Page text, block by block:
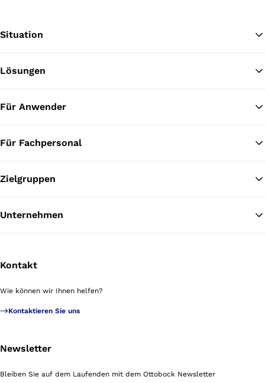
Situation
Lösungen
Für Anwender
Für Fachpersonal
Zielgruppen
Unternehmen
Kontakt
Wie können wir Ihnen helfen?
Kontaktieren Sie uns
Newsletter
Bleiben Sie auf dem Laufenden mit dem Ottobock Newsletter